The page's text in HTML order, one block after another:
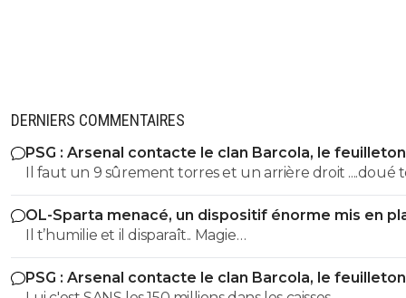
DERNIERS COMMENTAIRES
PSG : Arsenal contacte le clan Barcola, le feuilleton
relancé
Il faut un 9 sûrement torres et un arrière droit ....doué
ajauro ou ordonez
OL-Sparta menacé, un dispositif énorme mis en
Il t’humilie et il disparaît.. Magie…
PSG : Arsenal contacte le clan Barcola, le feuilleton